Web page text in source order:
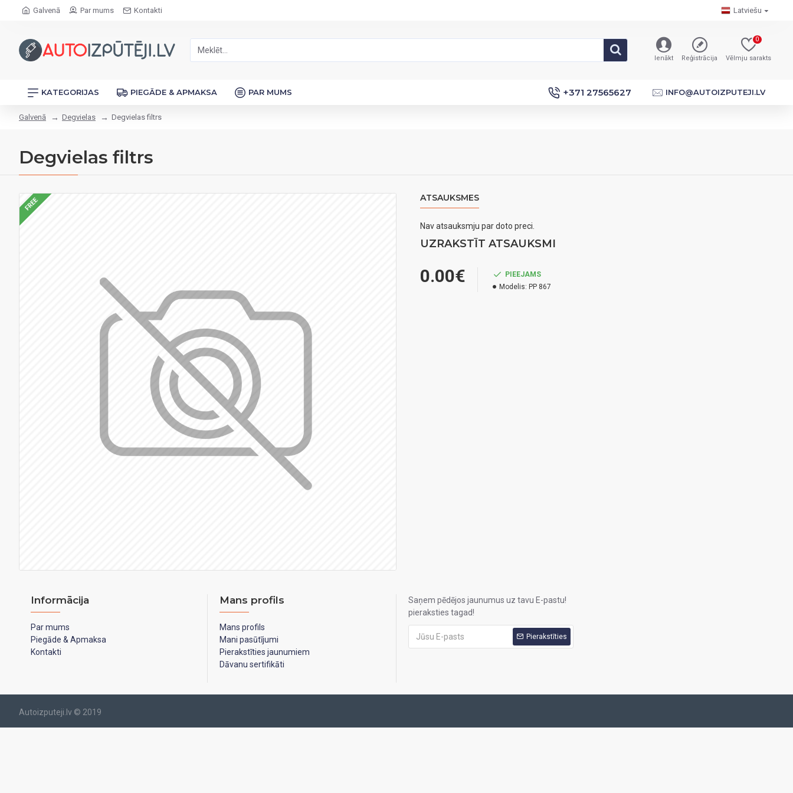
Galvenā Par mums Kontakti Latviešu
Ienākt Reģistrācija Vēlmju sarakts
0
KATEGORIJAS PIEGĀDE & APMAKSA PAR MUMS +371 27565627 INFO@AUTOIZPUTEJI.LV
Galvenā Degvielas Degvielas filtrs
Degvielas filtrs
FREE ATSAUKSMES
Nav atsauksmju par doto preci.
UZRAKSTĪT ATSAUKSMI
0.00€
PIEEJAMS
Modelis: PP 867
Informācija
Par mums
Piegāde & Apmaksa
Kontakti
Mans profils
Mans profils
Mani pasūtījumi
Pierakstīties jaunumiem
Dāvanu sertifikāti
Saņem pēdējos jaunumus uz tavu E-pastu!
pieraksties tagad!
Pierakstīties
Autoizputeji.lv © 2019